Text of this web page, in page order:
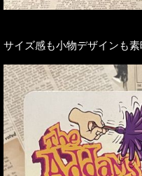
サイズ感も小物デザインも素